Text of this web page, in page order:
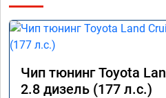
Чип тюнинг Toyota
2.8 дизель (177 л.с.)